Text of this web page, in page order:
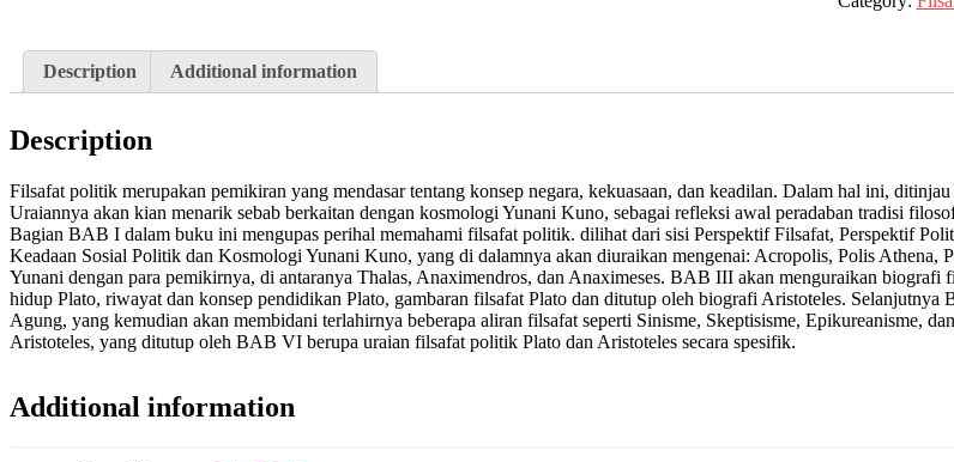
Ariestoteles
Description Additional information
Description
Filsafat politik merupakan pemikiran yang mendasar tentang konsep negara, kekuasaan, dan keadilan. Dalam hal ini,
Uraiannya akan kian menarik sebab berkaitan dengan kosmologi Yunani Kuno, sebagai refleksi awal peradaban tradisi
Bagian BAB I dalam buku ini mengupas perihal memahami filsafat politik. dilihat dari sisi Perspektif Filsafat, Perspektif
Keadaan Sosial Politik dan Kosmologi Yunani Kuno, yang di dalamnya akan diuraikan mengenai: Acropolis, Polis
Yunani dengan para pemikirnya, di antaranya Thalas, Anaximendros, dan Anaximeses. BAB III akan menguraikan
hidup Plato, riwayat dan konsep pendidikan Plato, gambaran filsafat Plato dan ditutup oleh biografi Aristoteles.
Agung, yang kemudian akan membidani terlahirnya beberapa aliran filsafat seperti Sinisme, Skeptisisme, Epikureanisme,
Aristoteles, yang ditutup oleh BAB VI berupa uraian filsafat politik Plato dan Aristoteles secara spesifik.
Additional information